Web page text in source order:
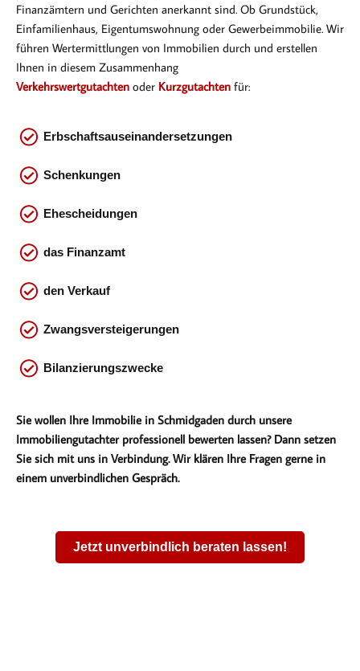
Finanzämtern und Gerichten anerkannt sind. Ob Grundstück,
Einfamilienhaus, Eigentumswohnung oder Gewerbeimmobilie. Wir
führen Wertermittlungen von Immobilien durch und erstellen
Ihnen in diesem Zusammenhang
Verkehrswertgutachten oder Kurzgutachten für:
Erbschaftsauseinandersetzungen
Schenkungen
Ehescheidungen
das Finanzamt
den Verkauf
Zwangsversteigerungen
Bilanzierungszwecke
Sie wollen Ihre Immobilie in Schmidgaden durch unsere
Immobiliengutachter professionell bewerten lassen? Dann setzen
Sie sich mit uns in Verbindung. Wir klären Ihre Fragen gerne in
einem unverbindlichen Gespräch.
Jetzt unverbindlich beraten lassen!